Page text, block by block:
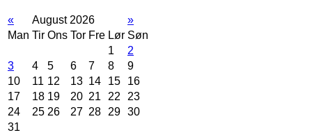
« August 2026
»
Man Tir Ons Tor Fre Lør Søn
1
2
3
4 5 6 7 8
9
10
11 12 13 14 15
16
17
18 19 20 21 22
23
24
25 26 27 28 29 30
31